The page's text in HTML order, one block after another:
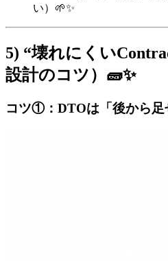
い）🌱✨
5) “壊れにくい
設計のコツ）🧱✨
コツ①：DTOは「後から足